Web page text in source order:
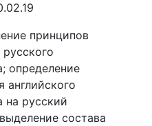
принципов
определение
английского
на русский
состава